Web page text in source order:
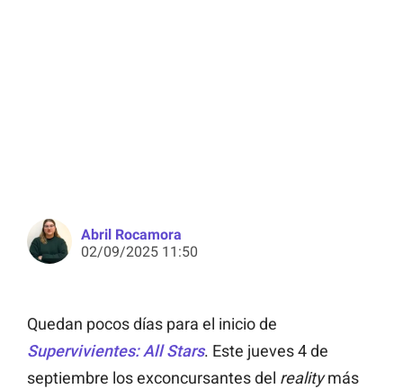
Abril Rocamora
02/09/2025 11:50
Quedan pocos días para el inicio de
Supervivientes: All Stars. Este jueves 4 de
septiembre los exconcursantes del realitymás